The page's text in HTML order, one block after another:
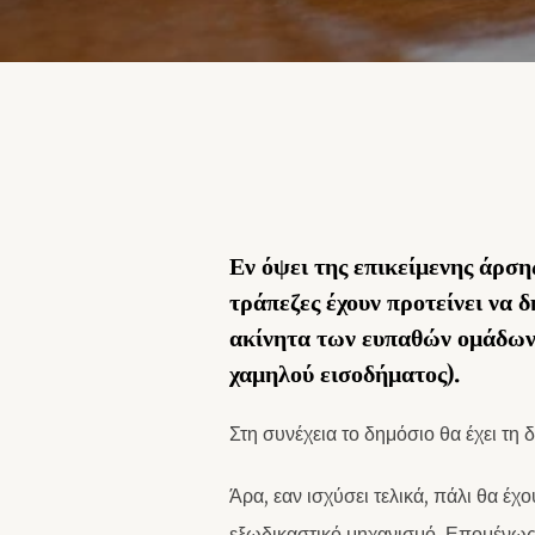
Εν όψει της επικείμενης
τράπεζες έχουν προτείνει να
ακίνητα των ευπαθών
χαμηλού εισοδήματος).
Στη συνέχεια το δημόσιο θα έχει τη
Άρα, εαν ισχύσει τελικά, πάλι θα